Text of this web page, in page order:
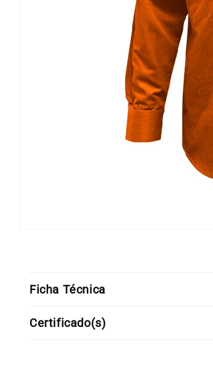
ventana
modal
Ficha Técnica
Certificado(s)